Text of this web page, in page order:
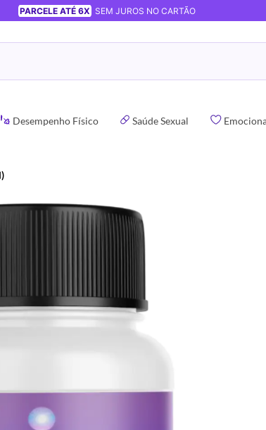
PARCELE ATÉ 6X SEM JUROS NO CARTÃO
Desempenho Físico Saúde Sexual